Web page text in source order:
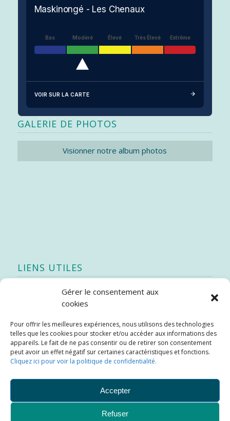
Gérer le consentement aux
cookies
Pour offrir les meilleures expériences, nous utilisons des technologies
telles que les cookies pour stocker et/ou accéder aux informations des
appareils. Le fait de ne pas consentir ou de retirer son consentement
peut avoir un effet négatif sur certaines caractéristiques et fonctions.
Cliquez ici pour voir la politique de confidentialité.
Accepter
Refuser
Maskinongé - Les Chenaux
Bas Modéré Élevé Très Élevé Extrême
VOIR SUR LA CARTE
GALERIE DE PHOTOS
Visionner notre album photos
LIENS UTILES
Quoi de neuf
Stratégie québécoise d’économie d’eau potable
Bibliothèque
Météo locale